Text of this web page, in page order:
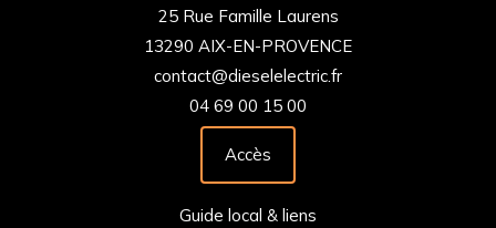
25 Rue Famille Laurens
13290 AIX-EN-PROVENCE
contact@dieselelectric.fr
04 69 00 15 00
Accès
Guide local & liens